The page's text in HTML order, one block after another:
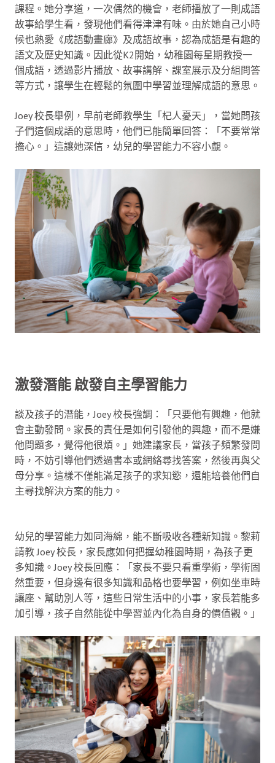
課程。她分享道，一次偶然的機會，老師播放了一則成語
故事給學生看，發現他們看得津津有味。由於她自己小時
候也熱愛《成語動畫廊》及成語故事，認為成語是有趣的
語文及歷史知識。因此從K2開始，幼稚園每星期教授一
個成語，透過影片播放、故事講解、課室展示及分組問答
等方式，讓學生在輕鬆的氛圍中學習並理解成語的意思。
Joey 校長舉例，早前老師教學生「杞人憂天」，當她問孩
子們這個成語的意思時，他們已能簡單回答：「不要常常
擔心。」這讓她深信，幼兒的學習能力不容小覷。
激發潛能 啟發自主學習能力
談及孩子的潛能，Joey 校長強調：「只要他有興趣，他就
會主動發問。家長的責任是如何引發他的興趣，而不是嫌
他問題多，覺得他很煩。」她建議家長，當孩子頻繁發問
時，不妨引導他們透過書本或網絡尋找答案，然後再與父
母分享。這樣不僅能滿足孩子的求知慾，還能培養他們自
主尋找解決方案的能力。
幼兒的學習能力如同海綿，能不斷吸收各種新知識。黎莉
請教 Joey 校長，家長應如何把握幼稚園時期，為孩子更
多知識。Joey 校長回應：「家長不要只看重學術，學術固
然重要，但身邊有很多知識和品格也要學習，例如坐車時
讓座、幫助別人等，這些日常生活中的小事，家長若能多
加引導，孩子自然能從中學習並內化為自身的價值觀。」